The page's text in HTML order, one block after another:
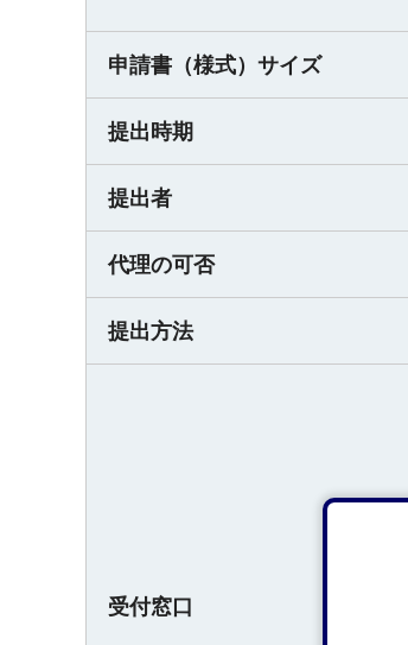
申請書（様式）サイズ
提出時期
提出者
代理の可否
提出方法
受付窓口